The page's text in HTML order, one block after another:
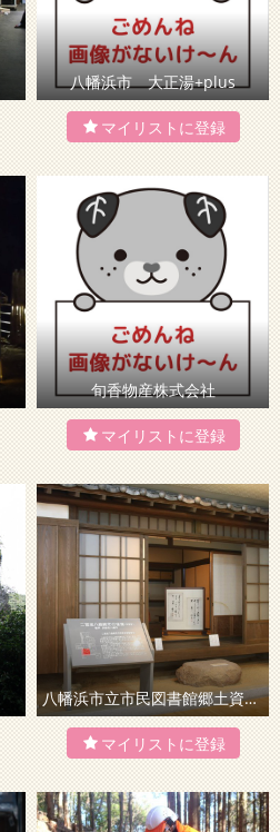
八幡浜市 大正湯+plus
旬香物産株式会社
八幡浜市立市民図書館郷土資料室